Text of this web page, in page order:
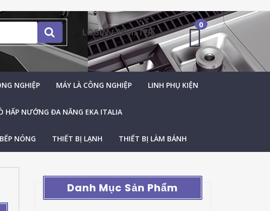
LOGIN / REGISTER
0
NGHIỆP MÁY LÀ CÔNG NGHIỆP LINH PHỤ KIỆN
HẤP NƯỚNG ĐA NĂNG EKA ITALIA
NÓNG THIẾT BỊ LẠNH THIẾT BỊ LÀM BÁNH
Danh Mục Sản Phẩm